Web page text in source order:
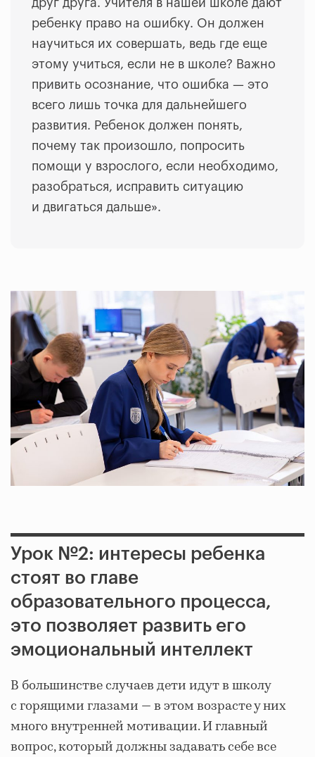
друг друга. Учителя в нашей школе дают
ребенку право на ошибку. Он должен
научиться их совершать, ведь где еще
этому учиться, если не в школе? Важно
привить осознание, что ошибка — это
всего лишь точка для дальнейшего
развития. Ребенок должен понять,
почему так произошло, попросить
помощи у взрослого, если необходимо,
разобраться, исправить ситуацию
и двигаться дальше».
Урок №2: интересы ребенка
стоят во главе
образовательного процесса,
это позволяет развить его
эмоциональный интеллект
В большинстве случаев дети идут в школу
с горящими глазами — в этом возрасте у них
много внутренней мотивации. И главный
вопрос, который должны задавать себе все